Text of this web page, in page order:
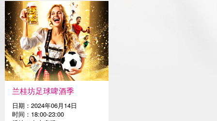
兰桂坊足球啤酒季
日期：2024年06月14日
时间：18:00-23:00